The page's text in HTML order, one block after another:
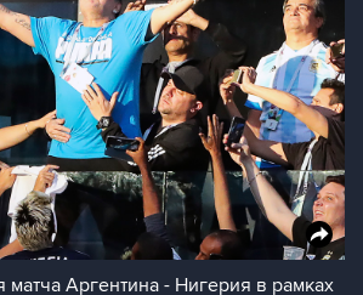
матча Аргентина - Нигерия в рамках